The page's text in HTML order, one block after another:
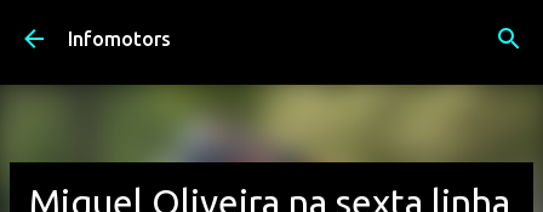
Avançar para o conteúdo principal
Infomotors
Miguel Oliveira na sexta linha